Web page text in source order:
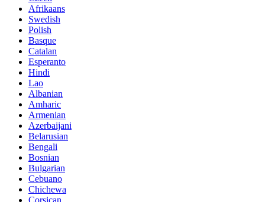
Afrikaans
Swedish
Polish
Basque
Catalan
Esperanto
Hindi
Lao
Albanian
Amharic
Armenian
Azerbaijani
Belarusian
Bengali
Bosnian
Bulgarian
Cebuano
Chichewa
Corsican